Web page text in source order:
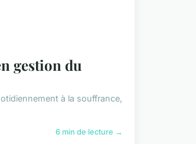
gestion du
à la souffrance,
6 min de lecture →